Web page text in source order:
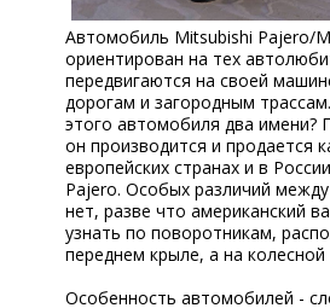
ЦЕНЫ
ЗАПЧАСТИ
ОТЗЫВЫ
КОНТАКТЫ
ЗАПИСЬ НА
ЗАДАТЬ
Автомобиль Mitsubishi Pajero/
ориентирован на тех
передвигаются на своей
дорогам и загородным
этого автомобиля два имени?
он производится и продается
европейских странах и в
Pajero. Особых различий
нет, разве что американский
узнать по поворотникам,
переднем крыле, а на колесной
Особенность автомобилей -